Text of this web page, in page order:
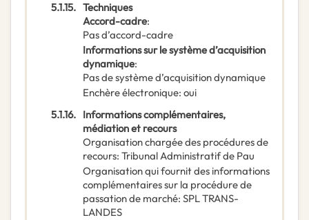
5.1.15. Techniques
Accord-cadre:
Pas d’accord-cadre
Informations sur le système d’acquisition
dynamique:
Pas de système d’acquisition dynamique
Enchère électronique: oui
5.1.16. Informations complémentaires,
médiation et recours
Organisation chargée des procédures de
recours: Tribunal Administratif de Pau
Organisation qui fournit des informations
complémentaires sur la procédure de
passation de marché: SPL TRANS-
LANDES